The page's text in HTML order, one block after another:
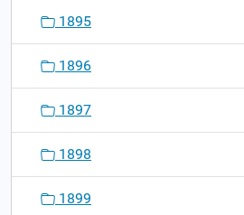
1895
1896
1897
1898
1899